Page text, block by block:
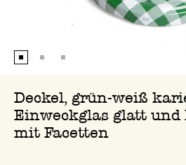
Deckel, grün-weiß
Einweckglas glatt und
mit Facetten